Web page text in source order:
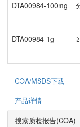
DTA00984-100mg
DTA00984-1g
COA/MSDS下载
产品详情
搜索质检报告(COA)